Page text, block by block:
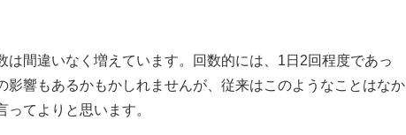
間違いなく増えています。回数的には、1日2回程度であっ
影響もあるかもかしれませんが、従来はこのようなことはなか
てよりと思います。